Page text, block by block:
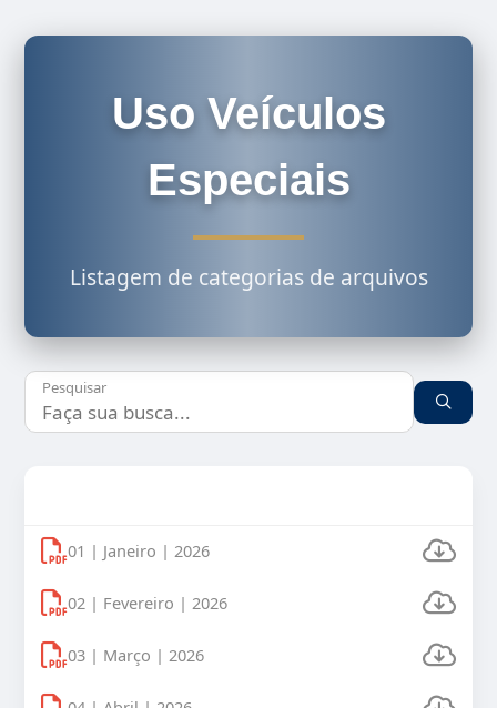
Uso Veículos
Especiais
Listagem de categorias de arquivos
Pesquisar
01 | Janeiro | 2026
02 | Fevereiro | 2026
03 | Março | 2026